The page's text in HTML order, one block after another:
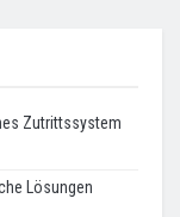
Zutrittssystem
Lösungen